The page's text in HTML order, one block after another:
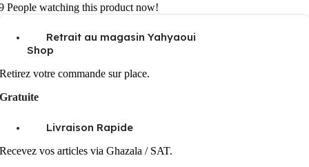
People watching this product now!
Retrait au magasin Yahyaoui
Shop
Retirez votre commande sur place.
Gratuite
Livraison Rapide
Recevez vos articles via Ghazala / SAT.